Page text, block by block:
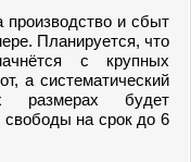
и сбыт
Планируется, что
с крупных
а систематический
будет
на срок до 6